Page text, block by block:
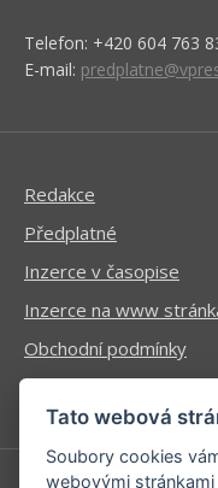
Telefon: +420 604 763
E-mail:
Redakce
Předplatné
Inzerce v časopise
Inzerce na www
Obchodní podmínky
Ochrana osobních údajů
Tato webová
Soubory cookies
webovými